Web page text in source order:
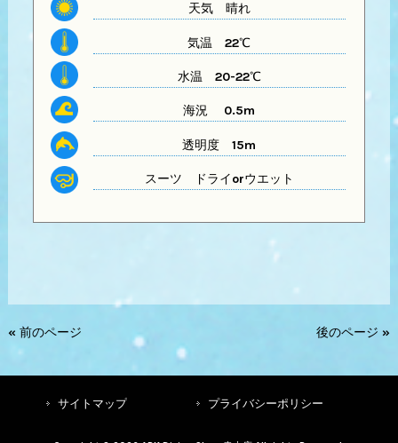
天気晴れ
気温 22℃
水温 20-22℃
海況 0.5m
透明度 15m
スーツ ドライorウエット
« 前のページ 後のページ »
サイトマップ プライバシーポリシー